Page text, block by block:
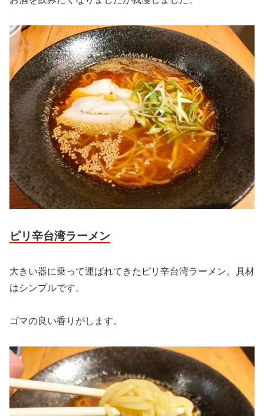
ピリ辛台湾ラーメン
大きい器に乗って運ばれてきたピリ辛台湾ラーメン。具材
はシンプルです。
ゴマの良い香りがします。